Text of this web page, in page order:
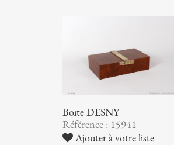
Boîte DESNY
Référence : 15941
Ajouter à votre liste